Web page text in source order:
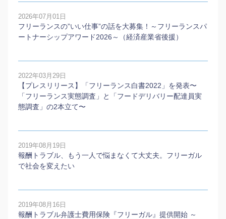
2026年07月01日
フリーランスの”いい仕事”の話を大募集！～フリーランスパ
ートナーシップアワード2026～（経済産業省後援）
2022年03月29日
【プレスリリース】「フリーランス白書2022」を発表〜
「フリーランス実態調査」と「フードデリバリー配達員実
態調査」の2本⽴て〜
2019年08月19日
報酬トラブル、もう一人で悩まなくて大丈夫。フリーガル
で社会を変えたい
2019年08月16日
報酬トラブル弁護士費用保険『フリーガル』提供開始 ～